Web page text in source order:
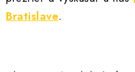
i
s
Bratislave.